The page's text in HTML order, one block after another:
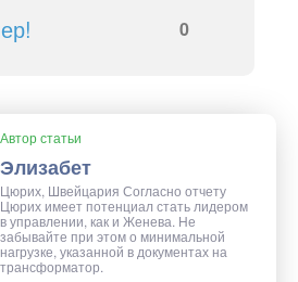
0
Автор статьи
Элизабет
Цюрих, Швейцария Согласно отчету
Цюрих имеет потенциал стать лидером
в управлении, как и Женева. Не
забывайте при этом о минимальной
нагрузке, указанной в документах на
трансформатор.